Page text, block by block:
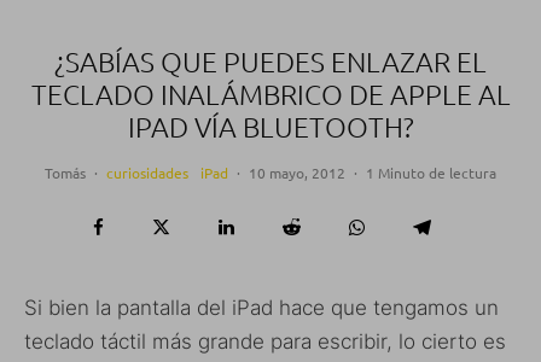
¿SABÍAS QUE PUEDES ENLAZAR EL
TECLADO INALÁMBRICO DE APPLE AL
IPAD VÍA BLUETOOTH?
Tomás · curiosidades iPad · 10 mayo, 2012 · 1 Minuto de lectura
Si bien la pantalla del iPad hace que tengamos un
teclado táctil más grande para escribir, lo cierto es